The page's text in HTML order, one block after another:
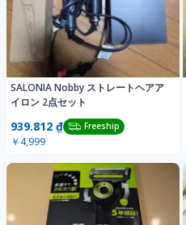
SALONIA Nobby ストレートヘアア
イロン 2点セット
939.812 ₫ Freeship
￥4,999